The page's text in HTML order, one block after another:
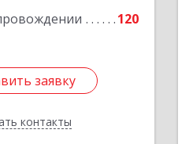
120
заявку
контакты
заявку
Назад